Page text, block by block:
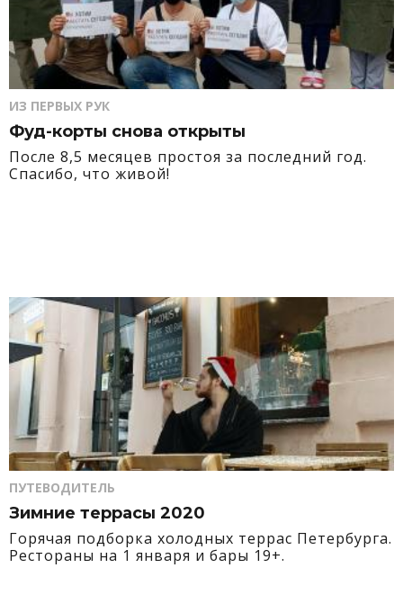
ИЗ ПЕРВЫХ РУК
Фуд-корты снова открыты
После 8,5 месяцев простоя за последний год.
Спасибо, что живой!
ПУТЕВОДИТЕЛЬ
Зимние террасы 2020
Горячая подборка холодных террас Петербурга.
Рестораны на 1 января и бары 19+.